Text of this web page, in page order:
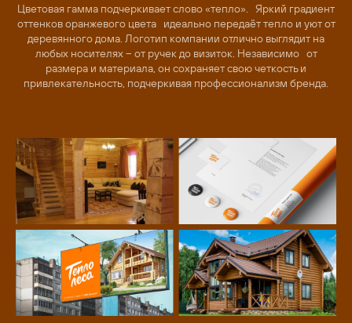
Цветовая гамма подчеркивает слово «тепло». Яркий градиент
оттенков оранжевого цвета идеально передаёт тепло и уют от
деревянного дома. Логотип компании отлично выглядит на
любых носителях – от ручек до визиток. Независимо от
размера и материала, он сохраняет свою четкость и
привлекательность, подчеркивая профессионализм бренда.